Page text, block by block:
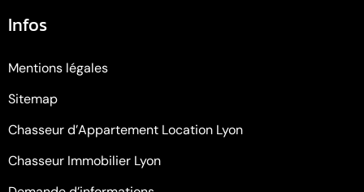
Infos
Mentions légales
Sitemap
Chasseur d’Appartement Location Lyon
Chasseur Immobilier Lyon